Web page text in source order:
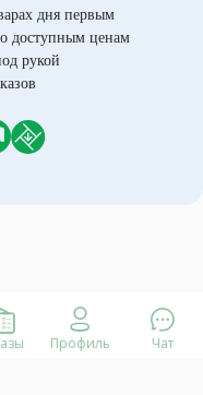
дня первым
доступным ценам
рукой
Профиль Чат